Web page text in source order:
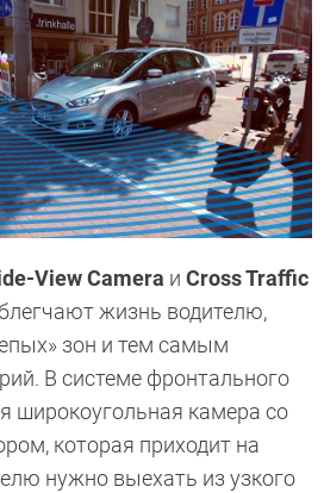
View Camera и Cross Traffic
жизнь водителю,
зон и тем самым
В системе фронтального
широкоугольная камера со
которая приходит на
нужно выехать из узкого